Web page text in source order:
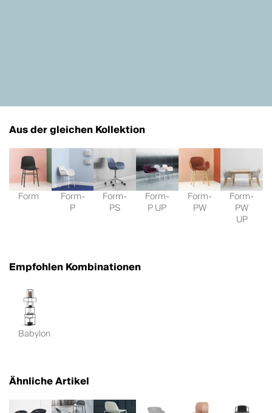
Aus der gleichen Kollektion
Form Form-
P
Form-
PS
Form-
P UP
Form-
PW
Form-
PW
UP
Empfohlen Kombinationen
Babylon
Ähnliche Artikel